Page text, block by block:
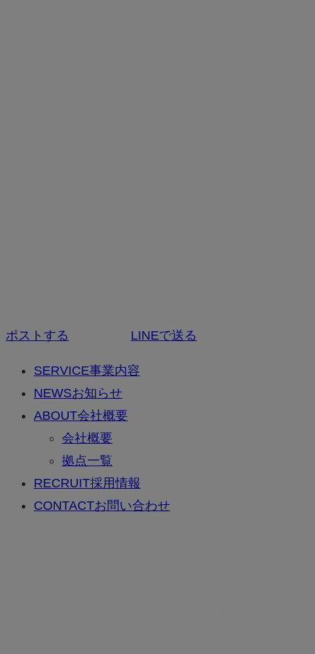
ポストする LINEで送る
SERVICE事業内容
NEWSお知らせ
ABOUT会社概要
会社概要
拠点一覧
RECRUIT採用情報
CONTACTお問い合わせ